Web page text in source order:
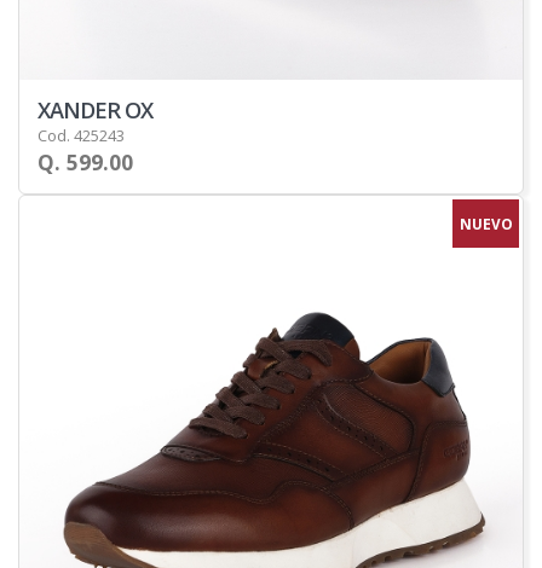
XANDER OX
Cod. 425243
Q. 599.00
NUEVO